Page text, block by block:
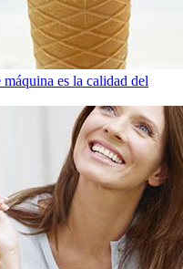
es la calidad del